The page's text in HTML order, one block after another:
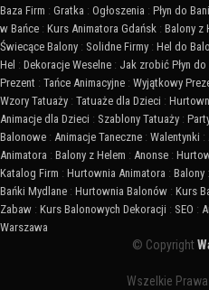
Baza Firm : Gratka : Ogłoszenia : Płyn do
w Bańce : Kurs Animatora Gdańsk : Balony z
Świecące Balony : Solidne Firmy : Hel do
Hel : Dekoracje Weselne : Jak zrobić Płyn do
Prezent : Tańce Animacyjne : Wyjątkowy
Wzory Tatuaży : Tatuaże dla Dzieci :
Animacje dla Dzieci : Szablony Tatuaży :
Balonowe : Animacje Taneczne : Walentynki :
Animatora : Balony z Helem : Anonse :
Katalog Firm : Hurtownia Animatora : Balony :
Bańki Mydlane : Hurtownia Balonów : Kurs
Zabaw : Kurs Balonowych Dekoracji : SEO :
Warszawa
© Copyright
Wszelkie